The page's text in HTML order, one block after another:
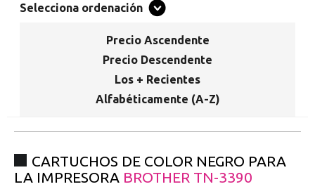
Recibe nuestras promociones y ofertas suscribiéndote a nuestro
boletin de noticias
Ventajas para miembros
Accede a descuentos exclusivos y ofertas en toda la gama de
consumibles e informática.
Selecciona ordenación
Precio Ascendente
Precio Descendente
Los + Recientes
Alfabéticamente (A-Z)
CARTUCHOS DE COLOR NEGRO PARA
LA IMPRESORA BROTHER TN-3390